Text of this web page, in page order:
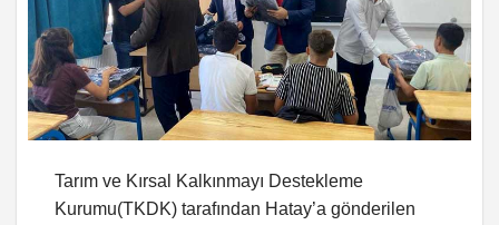
Tarım ve Kırsal Kalkınmayı Destekleme
Kurumu(TKDK) tarafından Hatay’a gönderilen